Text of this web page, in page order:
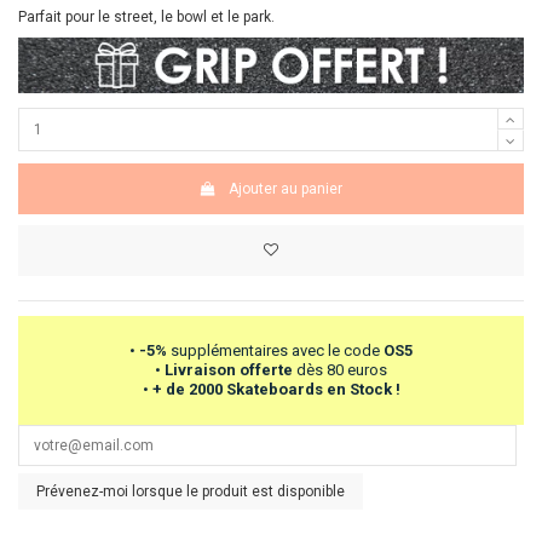
Parfait pour le street, le bowl et le park.
Ajouter au panier
• -5% supplémentaires avec le code OS5
• Livraison offerte dès 80 euros
• + de 2000 Skateboards en Stock !
Prévenez-moi lorsque le produit est disponible